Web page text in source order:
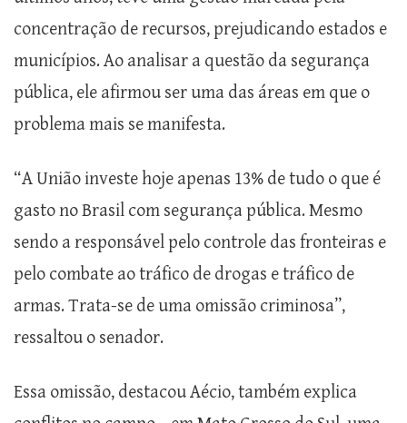
concentração de recursos, prejudicando estados e
municípios. Ao analisar a questão da segurança
pública, ele afirmou ser uma das áreas em que o
problema mais se manifesta.
“A União investe hoje apenas 13% de tudo o que é
gasto no Brasil com segurança pública. Mesmo
sendo a responsável pelo controle das fronteiras e
pelo combate ao tráfico de drogas e tráfico de
armas. Trata-se de uma omissão criminosa”,
ressaltou o senador.
Essa omissão, destacou Aécio, também explica